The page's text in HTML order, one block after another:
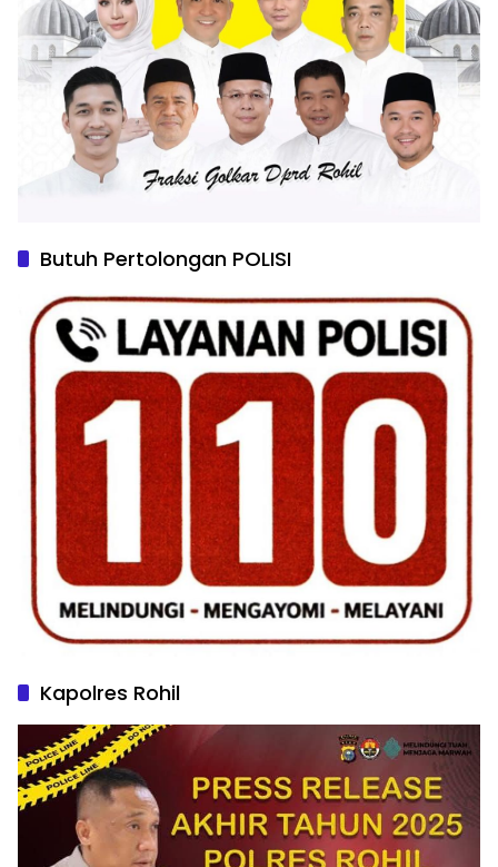
Butuh Pertolongan POLISI
Kapolres Rohil